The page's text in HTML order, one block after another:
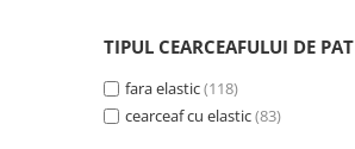
TIPUL CEARCEAFULUI DE PAT
fara elastic(118)
cearceaf cu elastic(83)